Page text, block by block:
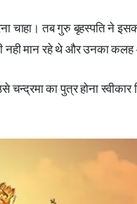
तब गुरु बृहस्पति ने
नही मान रहे थे और उनका
चन्द्रमा का पुत्र होना